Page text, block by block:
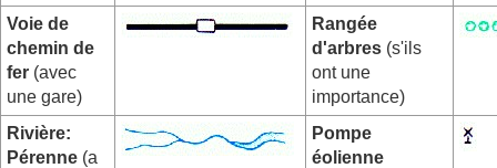
Voie de
chemin de
fer (avec
une gare)
Rangée
d'arbres (s'ils
ont une
importance)
Rivière:
Pérenne (a
Pompe
éolienne